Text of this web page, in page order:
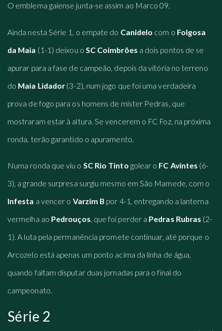
O emblema gaiense junta-se assim ao Marco 09.
Ainda nesta Série 1, o empate do Canidelo com o Folgosa
da Maia (1-1) deixou o SC Coimbrões a dois pontos de se
apurar para a fase de campeão, depois da vitória no terreno
do Maia Lidador(3-2), num jogo que foi uma verdadeira
prova de fogo para os homens de mister Pedras, que
mostraram estar à altura. Se vencerem o FC Foz, na próxima
ronda, terão garantido o apuramento.
Numa ronda que viu o SC Rio Tinto golear o FC Avintes (6-
3), a grande surpresa surgiu mesmo em São Mamede, com o
Infesta a vencer o Varzim B por 4-1, entregando a lanterna
vermelha ao Pedrouços, que foi perder a Pedras Rubras (2-
1). A luta pela permanência promete continuar, até porque o
Arcozelo está apenas um ponto acima da linha de água,
quando faltam disputar duas jornadas para o final do
campeonato.
Série 2